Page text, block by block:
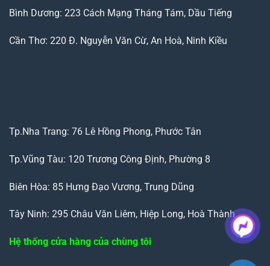
Bình Dương: 223 Cách Mạng Tháng Tám, Dầu Tiếng
Cần Thơ: 220 Đ. Nguyễn Văn Cừ, An Hoà, Ninh Kiều
Tp.Nha Trang: 76 Lê Hồng Phong, Phước Tân
Tp.Vũng Tàu: 120 Trương Công Định, Phường 8
Biên Hòa: 85 Hưng Đạo Vương, Trung Dũng
Tây Ninh: 295 Châu Văn Liêm, Hiệp Long, Hoà Thành
Hệ thống cửa hàng của chùng tôi